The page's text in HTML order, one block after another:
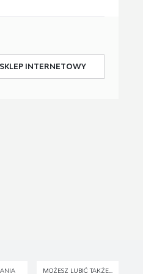
INTERNETOWY
MOŻESZ LUBIĆ TAKŻE...